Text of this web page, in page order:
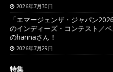
2026年7月30日
「エマージェンザ・ジャパン
のインディーズ・コンテスト／
のhannaさん！
2026年7月29日
特集